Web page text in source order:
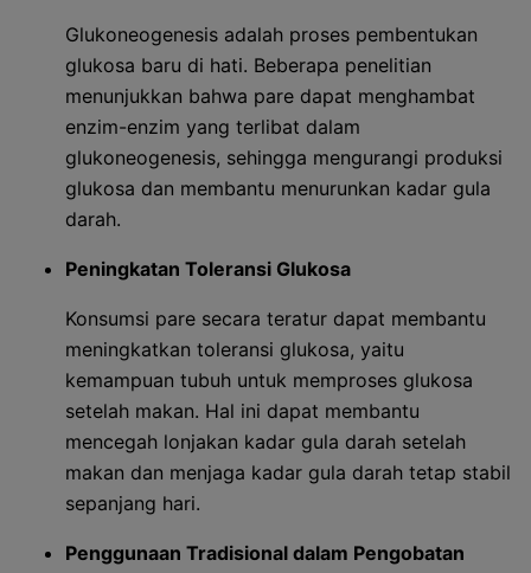
Glukoneogenesis adalah proses pembentukan
glukosa baru di hati. Beberapa penelitian
menunjukkan bahwa pare dapat menghambat
enzim-enzim yang terlibat dalam
glukoneogenesis, sehingga mengurangi produksi
glukosa dan membantu menurunkan kadar gula
darah.
Peningkatan Toleransi Glukosa
Konsumsi pare secara teratur dapat membantu
meningkatkan toleransi glukosa, yaitu
kemampuan tubuh untuk memproses glukosa
setelah makan. Hal ini dapat membantu
mencegah lonjakan kadar gula darah setelah
makan dan menjaga kadar gula darah tetap stabil
sepanjang hari.
Penggunaan Tradisional dalam Pengobatan